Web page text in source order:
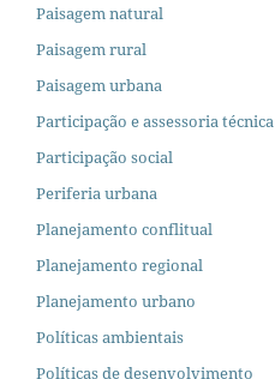
Paisagem natural
Paisagem rural
Paisagem urbana
Participação e assessoria técnica
Participação social
Periferia urbana
Planejamento conflitual
Planejamento regional
Planejamento urbano
Políticas ambientais
Políticas de desenvolvimento